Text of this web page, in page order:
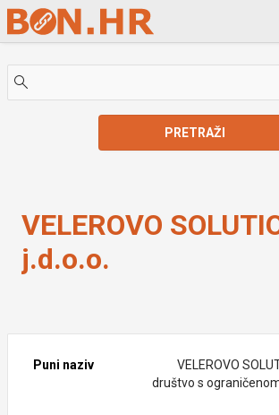
Skip to Main Content
PRETRAŽI
VELEROVO
j.d.o.o.
Puni naziv
VELEROVO
društvo s